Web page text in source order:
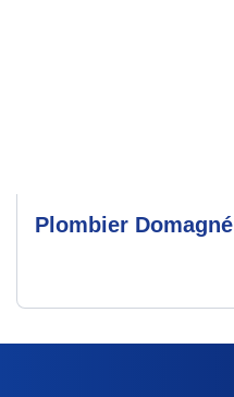
Plombier Domagné